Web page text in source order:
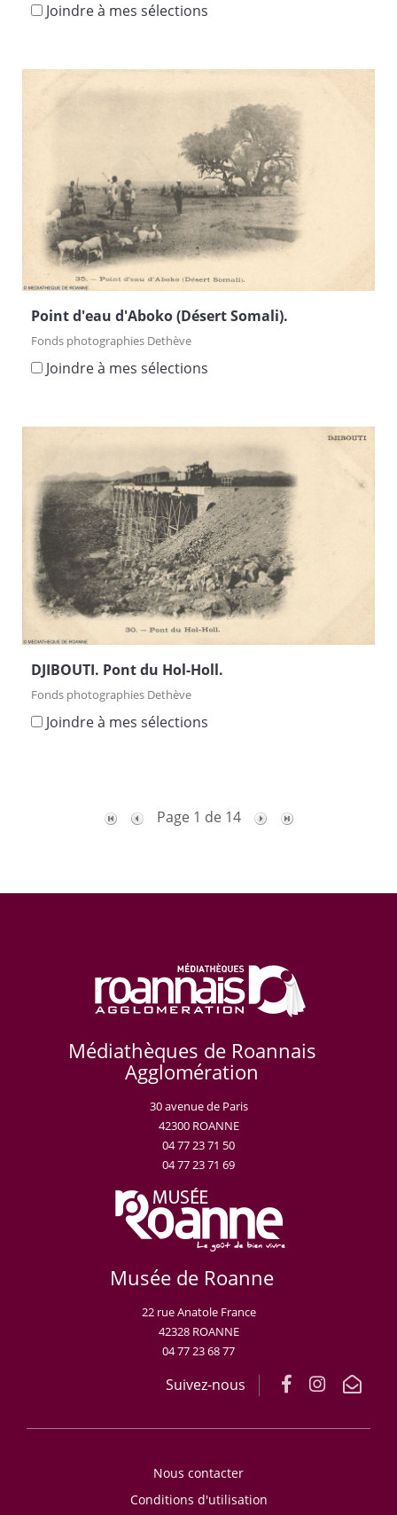
Joindre à mes sélections
Point d'eau d'Aboko (Désert Somali).
Fonds photographies Dethève
Joindre à mes sélections
DJIBOUTI. Pont du Hol-Holl.
Fonds photographies Dethève
Joindre à mes sélections
Page 1 de 14
Médiathèques de Roannais
Agglomération
30 avenue de Paris
42300 ROANNE
04 77 23 71 50
04 77 23 71 69
Musée de Roanne
22 rue Anatole France
42328 ROANNE
04 77 23 68 77
Suivez-nous
Nous contacter
Conditions d'utilisation